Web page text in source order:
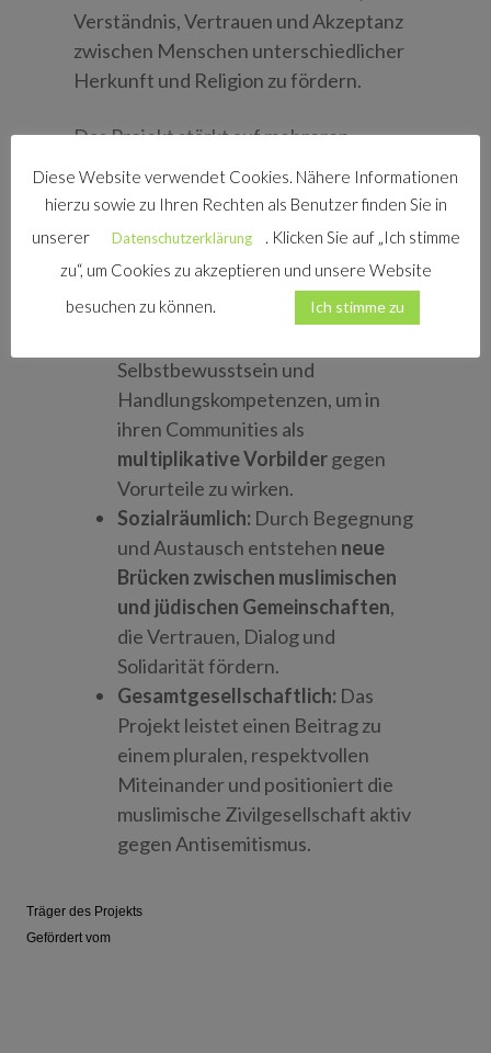
Verständnis, Vertrauen und Akzeptanz
zwischen Menschen unterschiedlicher
Herkunft und Religion zu fördern.
Das Projekt stärkt auf mehreren
Ebenen:
erweitern ihr Wissen über
Antisemitismus, Diskriminierung
und gesellschaftliche Teilhabe. Sie
Selbstbewusstsein und
Handlungskompetenzen, um in
ihren Communities als
multiplikative Vorbildergegen
Vorurteile zu wirken.
Sozialräumlich: Durch Begegnung
und Austausch entstehen neue
Brücken zwischen muslimischen
und jüdischen Gemeinschaften,
die Vertrauen, Dialog und
Solidarität fördern.
Gesamtgesellschaftlich: Das
Projekt leistet einen Beitrag zu
einem pluralen, respektvollen
Miteinander und positioniert die
muslimische Zivilgesellschaft aktiv
gegen Antisemitismus.
Träger des Projekts
Gefördert vom
Diese Website verwendet Cookies. Nähere Informationen
hierzu sowie zu Ihren Rechten als Benutzer finden Sie in
unserer
Datenschutzerklärung
. Klicken Sie auf „Ich stimme
zu“, um Cookies zu akzeptieren und unsere Website
besuchen zu können.
Ich stimme zu